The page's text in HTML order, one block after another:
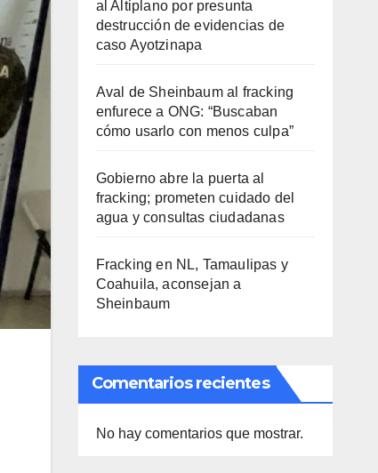
al Altiplano por presunta
destrucción de evidencias de
caso Ayotzinapa
Aval de Sheinbaum al fracking
enfurece a ONG: “Buscaban
cómo usarlo con menos culpa”
Gobierno abre la puerta al
fracking; prometen cuidado del
agua y consultas ciudadanas
Fracking en NL, Tamaulipas y
Coahuila, aconsejan a
Sheinbaum
Comentarios recientes
No hay comentarios que mostrar.